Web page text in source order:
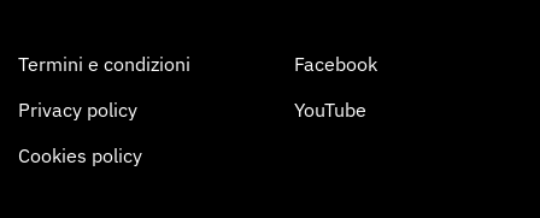
Termini e condizioni
Privacy policy
Cookies policy
Facebook
YouTube